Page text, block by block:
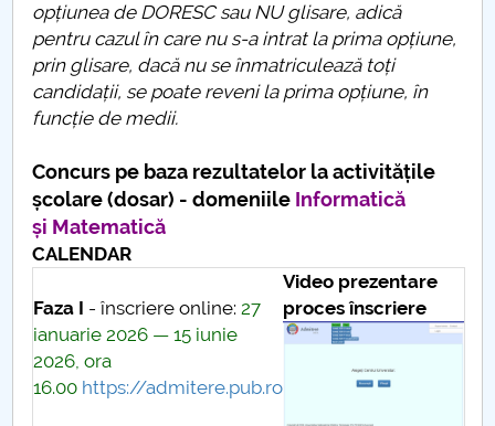
opțiunea de DORESC sau NU glisare, adică
pentru cazul în care nu s-a intrat la prima opțiune,
prin glisare, dacă nu se înmatriculează toți
candidații, se poate reveni la prima opțiune, în
funcție de medii.
Concurs pe baza rezultatelor la activitățile
școlare (dosar) - domeniile Informatică
și Matematică
CALENDAR
Faza I - înscriere online:27
ianuarie 2026 — 15 iunie
2026, ora
16.00 https://admitere.pub.ro
Video prezentare
proces înscriere